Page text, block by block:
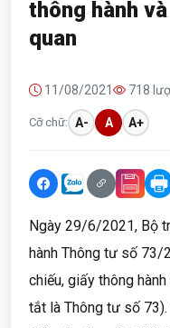
thông hành
quan
11/08/2021 718
Cỡ chữ: A- A A+
Ngày 29/6/2021, Bộ
hành Thông tư số 73/
chiếu, giấy thông
tắt là Thông tư số